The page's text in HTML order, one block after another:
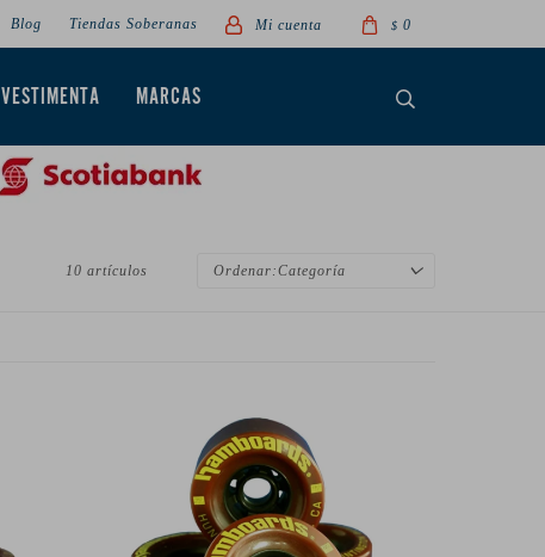
VESTIMENTA MARCAS
$ 0
Blog Tiendas Soberanas
10 artículos Categoría